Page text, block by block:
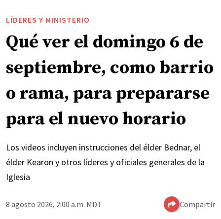
LÍDERES Y MINISTERIO
Qué ver el domingo 6 de
septiembre, como barrio
o rama, para prepararse
para el nuevo horario
Los videos incluyen instrucciones del élder Bednar, el
élder Kearon y otros líderes y oficiales generales de la
Iglesia
8 agosto 2026, 2:00 a.m. MDT Compartir